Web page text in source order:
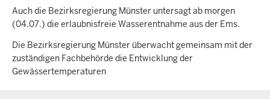
Auch die Bezirksregierung Münster untersagt ab morgen
(04.07.) die erlaubnisfreie Wasserentnahme aus der Ems.
Die Bezirksregierung Münster überwacht gemeinsam mit der
zuständigen Fachbehörde die Entwicklung der
Gewässertemperaturen